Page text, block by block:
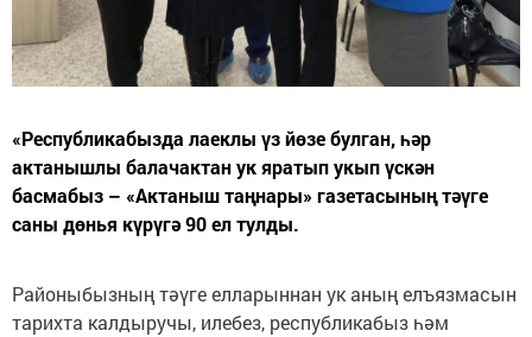
«Республикабызда лаеклы үз йөзе булган, һәр
актанышлы балачактан ук яратып укып үскән
басмабыз – «Актаныш таңнары» газетасының тәүге
саны дөнья күрүгә 90 ел тулды.
Районыбызның тәүге елларыннан ук аның елъязмасын
тарихта калдыручы, илебез, республикабыз һәм